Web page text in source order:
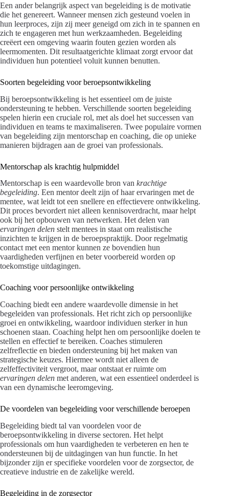
Een ander belangrijk aspect van begeleiding is de motivatie
die het genereert. Wanneer mensen zich gesteund voelen in
hun leerproces, zijn zij meer geneigd om zich in te spannen en
zich te engageren met hun werkzaamheden. Begeleiding
creëert een omgeving waarin fouten gezien worden als
leermomenten. Dit resultaatgerichte klimaat zorgt ervoor dat
individuen hun potentieel voluit kunnen benutten.
Soorten begeleiding voor beroepsontwikkeling
Bij beroepsontwikkeling is het essentieel om de juiste
ondersteuning te hebben. Verschillende soorten begeleiding
spelen hierin een cruciale rol, met als doel het successen van
individuen en teams te maximaliseren. Twee populaire vormen
van begeleiding zijn mentorschap en coaching, die op unieke
manieren bijdragen aan de groei van professionals.
Mentorschap als krachtig hulpmiddel
Mentorschap is een waardevolle bron van krachtige
begeleiding. Een mentor deelt zijn of haar ervaringen met de
mentee, wat leidt tot een snellere en effectievere ontwikkeling.
Dit proces bevordert niet alleen kennisoverdracht, maar helpt
ook bij het opbouwen van netwerken. Het delen van
ervaringen delen stelt mentees in staat om realistische
inzichten te krijgen in de beroepspraktijk. Door regelmatig
contact met een mentor kunnen ze bovendien hun
vaardigheden verfijnen en beter voorbereid worden op
toekomstige uitdagingen.
Coaching voor persoonlijke ontwikkeling
Coaching biedt een andere waardevolle dimensie in het
begeleiden van professionals. Het richt zich op persoonlijke
groei en ontwikkeling, waardoor individuen sterker in hun
schoenen staan. Coaching helpt hen om persoonlijke doelen te
stellen en effectief te bereiken. Coaches stimuleren
zelfreflectie en bieden ondersteuning bij het maken van
strategische keuzes. Hiermee wordt niet alleen de
zelfeffectiviteit vergroot, maar ontstaat er ruimte om
ervaringen delen met anderen, wat een essentieel onderdeel is
van een dynamische leeromgeving.
De voordelen van begeleiding voor verschillende beroepen
Begeleiding biedt tal van voordelen voor de
beroepsontwikkeling in diverse sectoren. Het helpt
professionals om hun vaardigheden te verbeteren en hen te
ondersteunen bij de uitdagingen van hun functie. In het
bijzonder zijn er specifieke voordelen voor de zorgsector, de
creatieve industrie en de zakelijke wereld.
Begeleiding in de zorgsector